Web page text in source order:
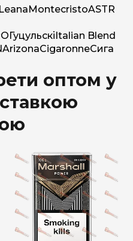
Leana MontecristoASTR
Гуцульскі Italian Blend
ArizonaCigaronneСига
оптом у